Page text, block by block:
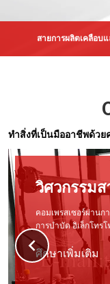
สายการผลิตเคลือบ
ทําสิ่งที่เป็นมืออาชีพด้วย